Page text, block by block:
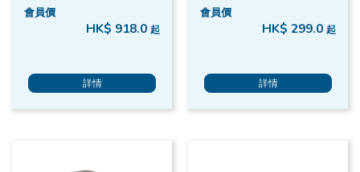
會員價
HK$ 918.0 起
詳情
會員價
HK$ 299.0 起
詳情